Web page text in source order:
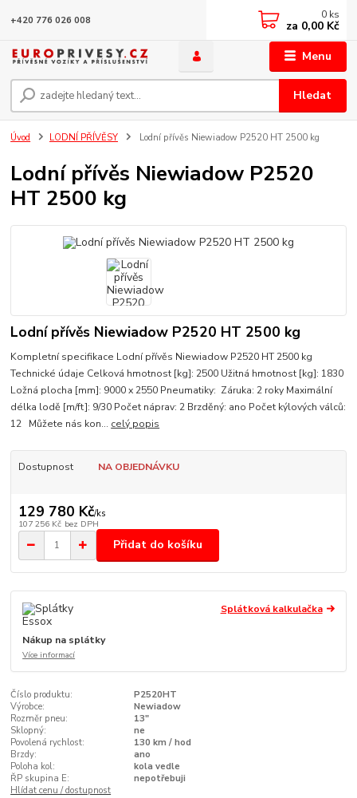
Menu
Hledat
+420 776 026 008 0 ks
za 0,00 Kč
Úvod LODNÍ PŘÍVĚSY Lodní přívěs Niewiadow P2520 HT 2500 kg
Lodní přívěs Niewiadow P2520
HT 2500 kg
Lodní přívěs Niewiadow P2520 HT 2500 kg
Kompletní specifikace Lodní přívěs Niewiadow P2520 HT 2500 kg
Technické údaje Celková hmotnost [kg]: 2500 Užitná hmotnost [kg]: 1830
Ložná plocha [mm]: 9000 x 2550 Pneumatiky: Záruka: 2 roky Maximální
délka lodě [m/ft]: 9/30 Počet náprav: 2 Brzděný: ano Počet kýlových válců:
12 Můžete nás kon... celý popis
Dostupnost NA OBJEDNÁVKU
129 780 Kč/ks
107 256 Kč bez DPH
Přidat do košíku
Splátková kalkulačka
Nákup na splátky
Více informací
Číslo produktu:
P2520HT
Výrobce:
Newiadow
Rozměr pneu:
13"
Sklopný:
ne
Povolená rychlost:
130 km / hod
Brzdy:
ano
Poloha kol:
kola vedle
ŘP skupina E:
nepotřebuji
Hlídat cenu / dostupnost